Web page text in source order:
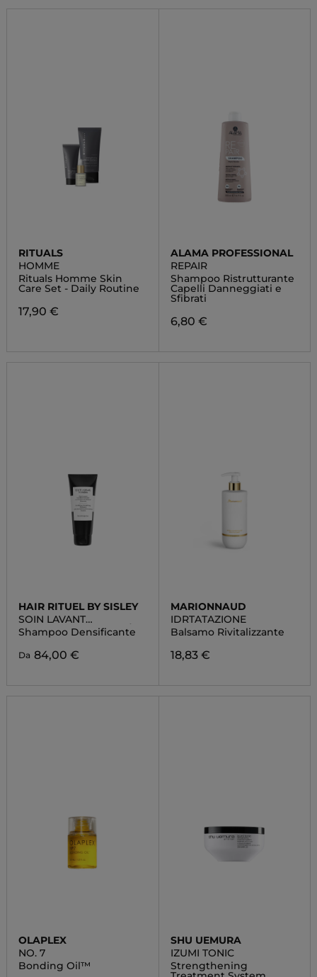
RITUALS
HOMME
Rituals Homme Skin
Care Set - Daily Routine
17,90 €
ALAMA PROFESSIONAL
REPAIR
Shampoo Ristrutturante
Capelli Danneggiati e
Sfibrati
6,80 €
HAIR RITUEL BY SISLEY
SOIN LAVANT
FORTIFICANT DENSITÉ
Shampoo Densificante
Da 84,00 €
MARIONNAUD
IDRTATAZIONE
Balsamo Rivitalizzante
18,83 €
OLAPLEX
NO. 7
Bonding Oil™
SHU UEMURA
IZUMI TONIC
Strengthening